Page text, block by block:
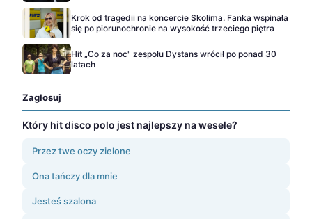
Krok od tragedii na koncercie Skolima. Fanka wspinała
się po piorunochronie na wysokość trzeciego piętra
Hit „Co za noc" zespołu Dystans wrócił po ponad 30
latach
Zagłosuj
Który hit disco polo jest najlepszy na wesele?
Przez twe oczy zielone
Ona tańczy dla mnie
Jesteś szalona